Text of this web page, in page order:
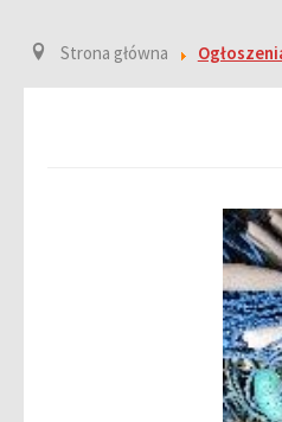
Strona główna